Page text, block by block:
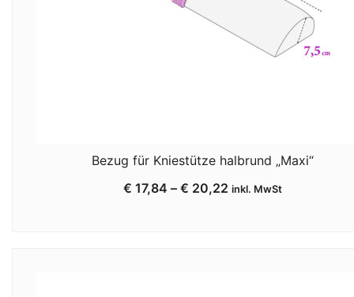
Bezug für Kniestütze halbrund „Maxi“
€ 17,84 – € 20,22 inkl. MwSt